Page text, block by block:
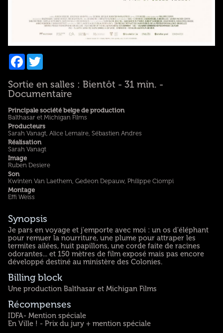
Facebook
Twitter
Sortie en salles : Bientôt - 31 min. -
Documentaire
Principale société belge de production
Balthasar et Michigan Films
Producteurs
Sarah Vanagt, Alice Lemaire, Sébastien Andres
Réalisation
Sarah Vanagt
Image
Ruben Desiere
Son
Kwinten Van Laethem, Gedeon Depauw, Philippe Ciompi
Montage
Effi Weiss
Synopsis
Je pars en voyage et j'emporte avec moi : un os d'éléphant
pour remuer la nourriture, une plume pour attraper les
termites ailées, huit papillons, une corde faite de racines
odorantes... et 150 mètres de film exposé mais pas encore
développé destiné au ministère des Colonies.
Billing block
Une production Balthasar et Michigan Films
Récompenses
IDFA- Mention spéciale
En Ville ! - Prix du jury + mention spéciale